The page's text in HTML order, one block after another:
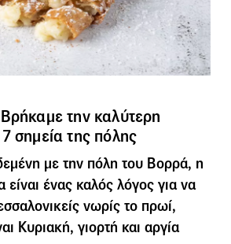
την καλύτερη
σημεία της πόλης
με την πόλη του Βορρά, η
είναι ένας καλός λόγος για να
νωρίς το πρωί,
Κυριακή, γιορτή και αργία